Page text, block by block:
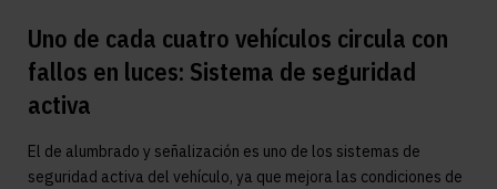
Uno de cada cuatro vehículos circula con
fallos en luces: Sistema de seguridad
activa
El de alumbrado y señalización es uno de los sistemas de
seguridad activa del vehículo, ya que mejora las condiciones de